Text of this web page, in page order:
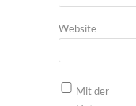
Website
Mit der